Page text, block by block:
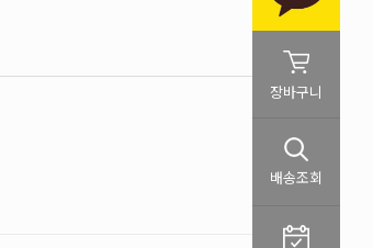
장바구니
배송조회